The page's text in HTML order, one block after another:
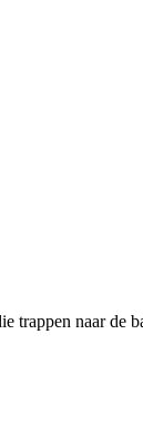
trappen naar de